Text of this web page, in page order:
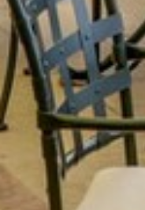
VOS QUESTIONS, NOS